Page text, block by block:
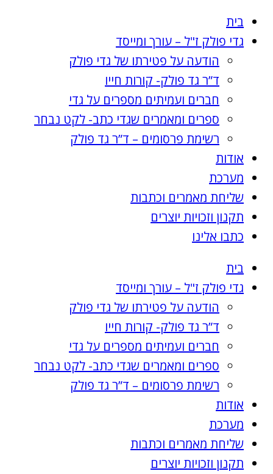
Skip
content
בית
גדי פולק ז"ל – עורך ומייסד
הודעה על פטירתו של גדי פולק
ד”ר גד פולק- קורות חייו
חברים ועמיתים מספרים על גדי
ספרים ומאמרים שגדי כתב- לקט נבחר
רשימת פרסומים – ד”ר גד פולק
אודות
מערכת
שליחת מאמרים וכתבות
תקנון וזכויות יוצרים
כתבו אלינו
בית
גדי פולק ז"ל – עורך ומייסד
הודעה על פטירתו של גדי פולק
ד”ר גד פולק- קורות חייו
חברים ועמיתים מספרים על גדי
ספרים ומאמרים שגדי כתב- לקט נבחר
רשימת פרסומים – ד”ר גד פולק
אודות
מערכת
שליחת מאמרים וכתבות
תקנון וזכויות יוצרים